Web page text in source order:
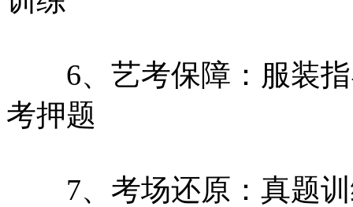
6、艺考保障：服装指
考押题
7、考场还原：真题训